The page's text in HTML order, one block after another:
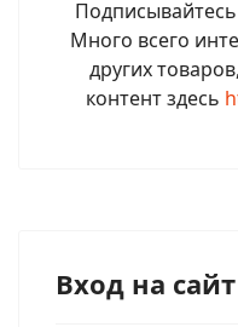
Много всего
других
контент здесь
Вход на сайт